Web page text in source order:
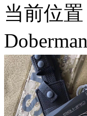
当前位置